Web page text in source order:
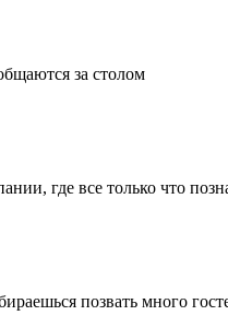
за столом
где все только что
позвать много